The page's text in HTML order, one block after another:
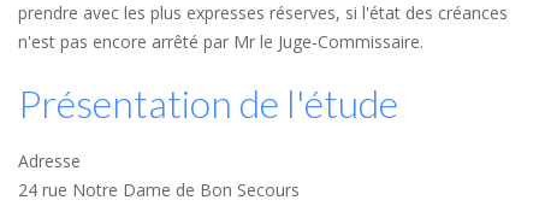
prendre avec les plus expresses réserves, si l'état des créances
n'est pas encore arrêté par Mr le Juge-Commissaire.
Présentation de l'étude
Adresse
24 rue Notre Dame de Bon Secours